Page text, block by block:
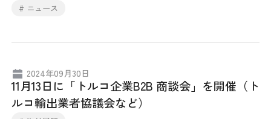
# ニュース
2024年09月30日
11月13日に「トルコ企業B2B 商談会」を開催（ト
ルコ輸出業者協議会など）